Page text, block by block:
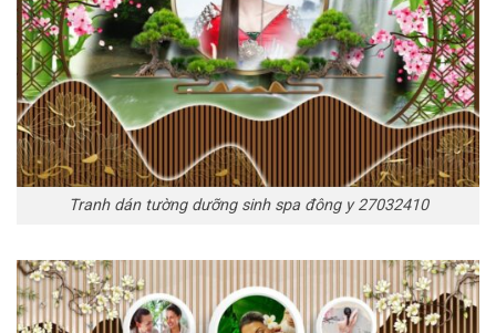
Tranh dán tường dưỡng sinh spa đông y 27032410